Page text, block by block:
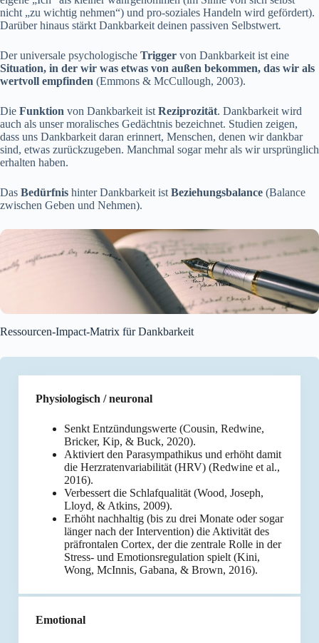
nicht „zu wichtig nehmen“) und pro-soziales Handeln wird gefördert).
Darüber hinaus stärkt Dankbarkeit deinen passiven Selbstwert.
Der universale psychologische Trigger von Dankbarkeit ist eine
Situation, in der wir was etwas von außen bekommen, das wir als
wertvoll empfinden (Emmons & McCullough, 2003).
Die Funktion von Dankbarkeit ist Reziprozität. Dankbarkeit wird
auch als unser moralisches Gedächtnis bezeichnet. Studien zeigen,
dass uns Dankbarkeit daran erinnert, Menschen, denen wir dankbar
sind, etwas zurückzugeben. Manchmal sogar mehr als wir ursprünglich
erhalten haben.
Das Bedürfnis hinter Dankbarkeit ist Beziehungsbalance (Balance
zwischen Geben und Nehmen).
Ressourcen-Impact-Matrix für Dankbarkeit
Physiologisch / neuronal
Senkt Entzündungswerte (Cousin, Redwine,
Bricker, Kip, & Buck, 2020).
Aktiviert den Parasympathikus und erhöht damit
die Herzratenvariabilität (HRV) (Redwine et al.,
2016).
Verbessert die Schlafqualität (Wood, Joseph,
Lloyd, & Atkins, 2009).
Erhöht nachhaltig (bis zu drei Monate oder sogar
länger nach der Intervention) die Aktivität des
präfrontalen Cortex, der die zentrale Rolle in der
Stress- und Emotionsregulation spielt (Kini,
Wong, McInnis, Gabana, & Brown, 2016).
Emotional